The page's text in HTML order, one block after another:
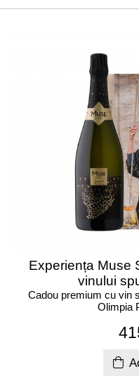
Experiența Muse
vinului
Cadou premium cu vin
Olimpia